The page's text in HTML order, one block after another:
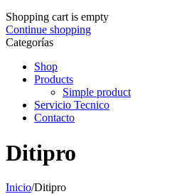
Shopping cart is empty
Continue shopping
Categorías
Shop
Products
Simple product
Servicio Tecnico
Contacto
Ditipro
Inicio/Ditipro